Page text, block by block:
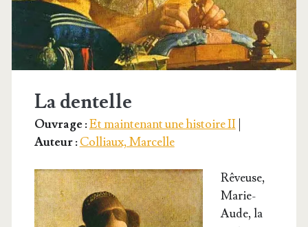
La dentelle
Ouvrage :Et maintenant une histoire II
Auteur :Colliaux, Marcelle
Rêveuse,
Marie-
Aude, la